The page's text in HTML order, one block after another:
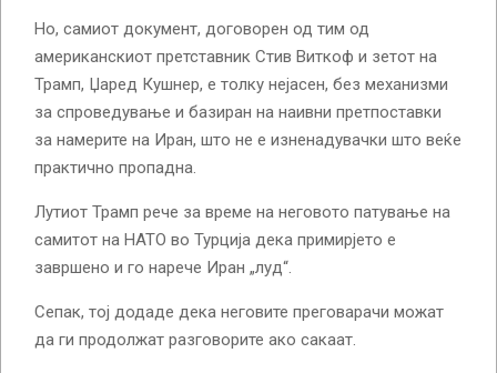
Но, самиот документ, договорен од тим од
американскиот претставник Стив Виткоф и зетот на
Трамп, Џаред Кушнер, е толку нејасен, без механизми
за спроведување и базиран на наивни претпоставки
за намерите на Иран, што не е изненадувачки што веќе
практично пропадна.
Лутиот Трамп рече за време на неговото патување на
самитот на НАТО во Турција дека примирјето е
завршено и го нарече Иран „луд“.
Сепак, тој додаде дека неговите преговарачи можат
да ги продолжат разговорите ако сакаат.